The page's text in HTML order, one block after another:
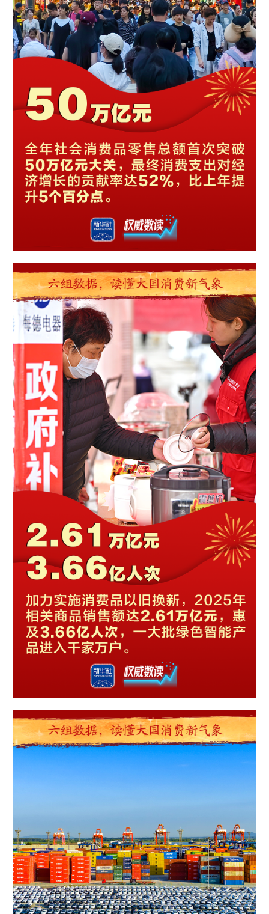
地方频道
北京 天津 河北 山西
辽宁 吉林 上海 江苏
安徽 福建 江西
山东 河南 湖南
海南
四川 贵州 云南 西藏
陕西 甘肃 青海 宁夏
多语种频道
English Español Français عربى
Русский язык 한국어
Deutsch Português